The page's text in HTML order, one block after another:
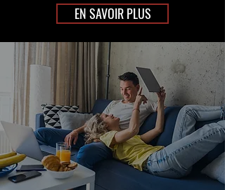
EN SAVOIR PLUS